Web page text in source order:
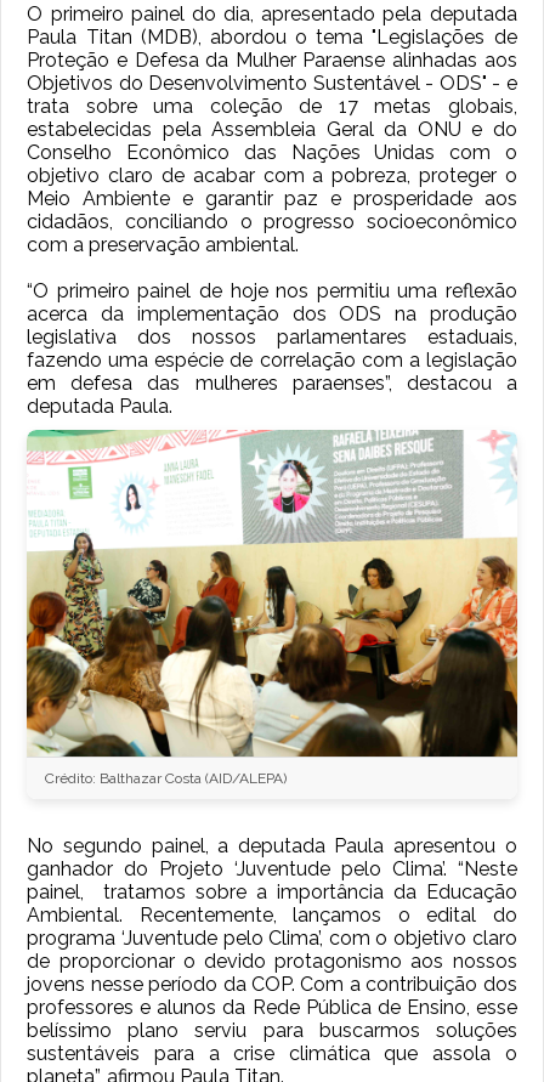
O primeiro painel do dia, apresentado pela deputada
Paula Titan (MDB), abordou o tema "Legislações de
Proteção e Defesa da Mulher Paraense alinhadas aos
Objetivos do Desenvolvimento Sustentável - ODS" - e
trata sobre uma coleção de 17 metas globais,
estabelecidas pela Assembleia Geral da ONU e do
Conselho Econômico das Nações Unidas com o
objetivo claro de acabar com a pobreza, proteger o
Meio Ambiente e garantir paz e prosperidade aos
cidadãos, conciliando o progresso socioeconômico
com a preservação ambiental.
“O primeiro painel de hoje nos permitiu uma reflexão
acerca da implementação dos ODS na produção
legislativa dos nossos parlamentares estaduais,
fazendo uma espécie de correlação com a legislação
em defesa das mulheres paraenses”, destacou a
deputada Paula.
Crédito: Balthazar Costa (AID/ALEPA)
No segundo painel, a deputada Paula apresentou o
ganhador do Projeto ‘Juventude pelo Clima’. “Neste
painel, tratamos sobre a importância da Educação
Ambiental. Recentemente, lançamos o edital do
programa ‘Juventude pelo Clima’, com o objetivo claro
de proporcionar o devido protagonismo aos nossos
jovens nesse período da COP. Com a contribuição dos
professores e alunos da Rede Pública de Ensino, esse
belíssimo plano serviu para buscarmos soluções
sustentáveis para a crise climática que assola o
planeta”, afirmou Paula Titan.